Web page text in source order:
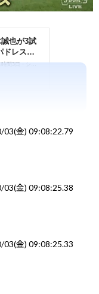
03(金) 09:08:22.79
03(金) 09:08:25.38
03(金) 09:08:25.33